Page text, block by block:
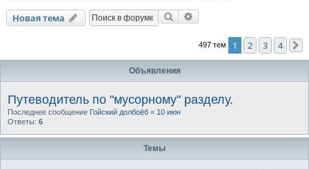
Новая тема Поиск
497 тем 1 2 3 4
Объявления
Путеводитель по "мусорному" разделу.
Последнее сообщение Гойский долбоёб « 10 июн
Ответы: 6
Темы